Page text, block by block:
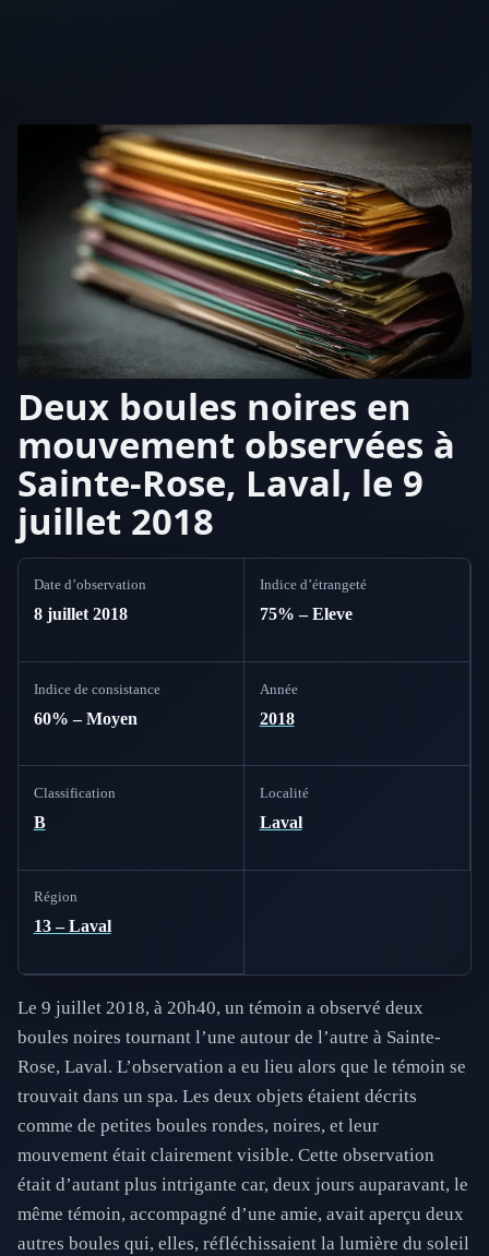
Deux boules noires en
mouvement observées à
Sainte-Rose, Laval, le 9
juillet 2018
Date d’observation
8 juillet 2018
Indice d’étrangeté
75% – Eleve
Indice de consistance
60% – Moyen
Année
2018
Classification
B
Localité
Laval
Région
13 – Laval
Le 9 juillet 2018, à 20h40, un témoin a observé deux
boules noires tournant l’une autour de l’autre à Sainte-
Rose, Laval. L’observation a eu lieu alors que le témoin se
trouvait dans un spa. Les deux objets étaient décrits
comme de petites boules rondes, noires, et leur
mouvement était clairement visible. Cette observation
était d’autant plus intrigante car, deux jours auparavant, le
même témoin, accompagné d’une amie, avait aperçu deux
autres boules qui, elles, réfléchissaient la lumière du soleil